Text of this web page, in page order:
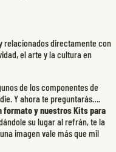
relacionados directamente con
el arte y la cultura en
de los componentes de
Y ahora te preguntarás….
formato y nuestros Kits para
su lugar al refrán, te la
imagen vale más que mil